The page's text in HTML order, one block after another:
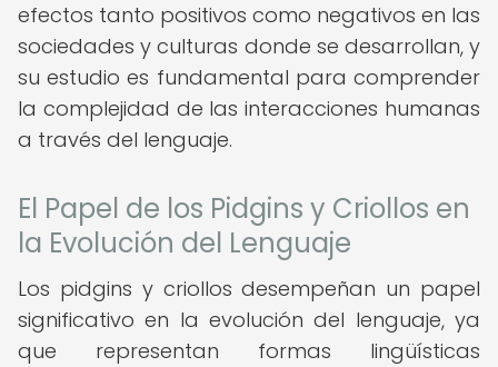
efectos tanto positivos como negativos en las
sociedades y culturas donde se desarrollan, y
su estudio es fundamental para comprender
la complejidad de las interacciones humanas
a través del lenguaje.
El Papel de los Pidgins y Criollos en
la Evolución del Lenguaje
Los pidgins y criollos desempeñan un papel
significativo en la evolución del lenguaje, ya
que representan formas lingüísticas